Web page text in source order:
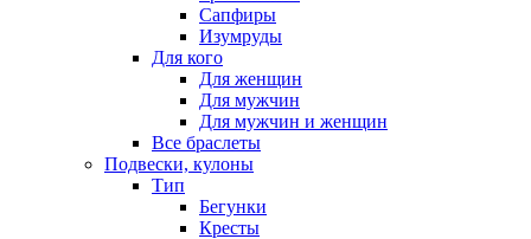
Сапфиры
Изумруды
Для кого
Для женщин
Для мужчин
Для мужчин и женщин
Все браслеты
Подвески, кулоны
Тип
Бегунки
Кресты